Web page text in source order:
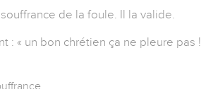
de la foule. Il la valide.
: « un bon chrétien ça ne pleure pas !